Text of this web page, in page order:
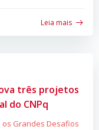
Leia mais
três projetos
do CNPq
Grandes Desafios